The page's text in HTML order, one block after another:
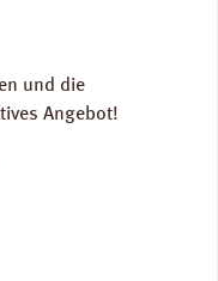
und die
Angebot!